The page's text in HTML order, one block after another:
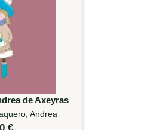
de Axeyras
Andrea